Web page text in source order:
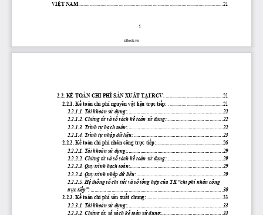
i
VIỆT NAM ..............................................................................................................21
zBook.vn
2.2. KẾ TOÁN CHI PHÍ SẢN XUẤT TẠI RCV.
............................................21
2.2.1. Kế toán chi phí nguyên vật liệu trực tiếp:
..........................................21
2.2.1.1. Tài khoản sử dụng: .........................................................................22
2.2.1.2. Chứng từ và sổ sách kế toán sử dụng:...........................................22
2.2.1.3. Trình tự hạch toán:.........................................................................22
2.2.1.4. Trình tự nhập dữ liệu: ....................................................................23
2.2.2. Kế toán chi phí nhân công trực tiếp: ...................................................26
2.2.2.1. Tài khoản sử dụng: .........................................................................29
2.2.2.2. Chứng từ và sổ sách kế toán sử dụng:...........................................29
2.2.2.3. Quy trình hạch toán:.......................................................................29
2.2.2.4. Quy trình nhập dữ liệu: ..................................................................29
2.2.2.5. Hệ thống sổ chi tiết và sổ tổng hợp của TK “chi phí nhân công
trực tiếp”: .....................................................................................................30
2.2.3. Kế toán chi phí sản xuất chung: ..........................................................33
2.2.3.1. Tài khoản sử dụng: .........................................................................33
2.2.3.2. Chứng từ, sổ sách kế toán sử dụng: ...............................................33